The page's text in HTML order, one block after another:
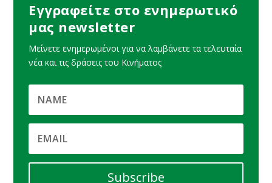
Εγγραφείτε στο ενημερωτικό
μας newsletter
Μείνετε ενημερωμένοι για να λαμβάνετε τα τελευταία
νέα και τις δράσεις του Κινήματος
Subscribe